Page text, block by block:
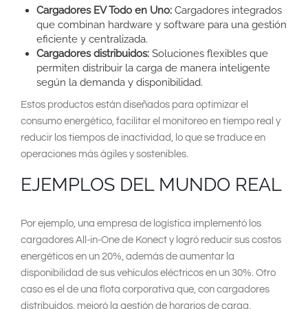
Cargadores EV Todo en Uno:Cargadores integrados
que combinan hardware y software para una gestión
eficiente y centralizada.
Cargadores distribuidos:Soluciones flexibles que
permiten distribuir la carga de manera inteligente
según la demanda y disponibilidad.
Estos productos están diseñados para optimizar el
consumo energético, facilitar el monitoreo en tiempo real y
reducir los tiempos de inactividad, lo que se traduce en
operaciones más ágiles y sostenibles.
EJEMPLOS DEL MUNDO REAL
Por ejemplo, una empresa de logística implementó los
cargadores All-in-One de Konect y logró reducir sus costos
energéticos en un 20%, además de aumentar la
disponibilidad de sus vehículos eléctricos en un 30%. Otro
caso es el de una flota corporativa que, con cargadores
distribuidos, mejoró la gestión de horarios de carga,